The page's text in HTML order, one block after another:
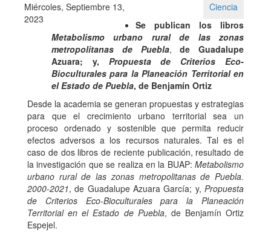
Miércoles, Septiembre 13,
2023
Ciencia
Se publican los libros
Metabolismo urbano rural de las zonas
metropolitanas de Puebla,de Guadalupe
Azuara; y, Propuesta de Criterios Eco-
Bioculturales para la Planeación Territorial en
el Estado de Puebla, de Benjamín Ortiz
Desde la academia se generan propuestas y estrategias
para que el crecimiento urbano territorial sea un
proceso ordenado y sostenible que permita reducir
efectos adversos a los recursos naturales. Tal es el
caso de dos libros de reciente publicación, resultado de
la investigación que se realiza en la BUAP: Metabolismo
urbano rural de las zonas metropolitanas de Puebla.
2000-2021, de Guadalupe Azuara García; y, Propuesta
de Criterios Eco-Bioculturales para la Planeación
Territorial en el Estado de Puebla, de Benjamín Ortiz
Espejel.